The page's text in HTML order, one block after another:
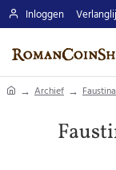
Inloggen
homeArchief